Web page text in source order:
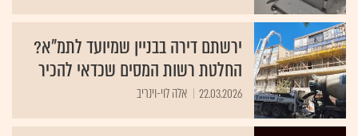
ירשתם דירה בבניין שמיועד לתמ"א?
החלטת רשות המסים שכדאי להכיר
22.03.2026 אלה לוי-וינריב